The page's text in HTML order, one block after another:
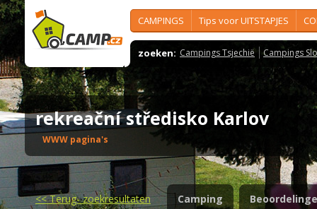
CAMPINGS Tips voor UITSTAPJES
zoeken: Campings Tsjechië Campings
rekreační středisko Karlov
WWW pagina's
<<Terug- zoekresultaten Camping